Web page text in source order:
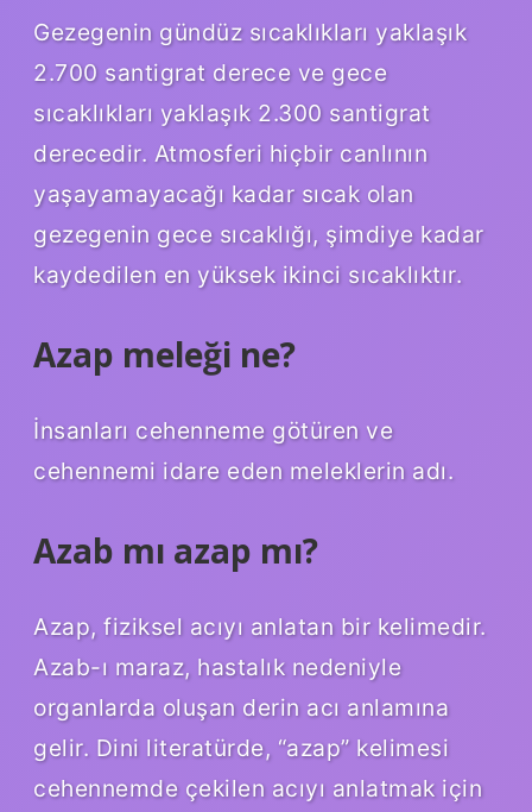
Gezegenin gündüz sıcaklıkları yaklaşık
2.700 santigrat derece ve gece
sıcaklıkları yaklaşık 2.300 santigrat
derecedir. Atmosferi hiçbir canlının
yaşayamayacağı kadar sıcak olan
gezegenin gece sıcaklığı, şimdiye kadar
kaydedilen en yüksek ikinci sıcaklıktır.
Azap meleği ne?
İnsanları cehenneme götüren ve
cehennemi idare eden meleklerin adı.
Azab mı azap mı?
Azap, fiziksel acıyı anlatan bir kelimedir.
Azab-ı maraz, hastalık nedeniyle
organlarda oluşan derin acı anlamına
gelir. Dini literatürde, “azap” kelimesi
cehennemde çekilen acıyı anlatmak için